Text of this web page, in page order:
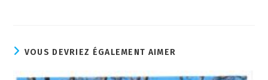
VOUS DEVRIEZ ÉGALEMENT AIMER